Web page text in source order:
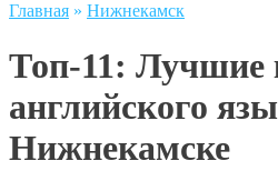
Главная » Нижнекамск
Топ-11: Лучшие
английского
Нижнекамске